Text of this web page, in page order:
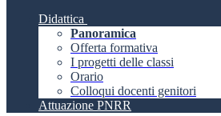
Didattica
Panoramica
Offerta formativa
I progetti delle classi
Orario
Colloqui docenti genitori
Attuazione PNRR